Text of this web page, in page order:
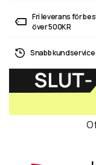
Fri leverans för
över 500KR
Snabb kundservice